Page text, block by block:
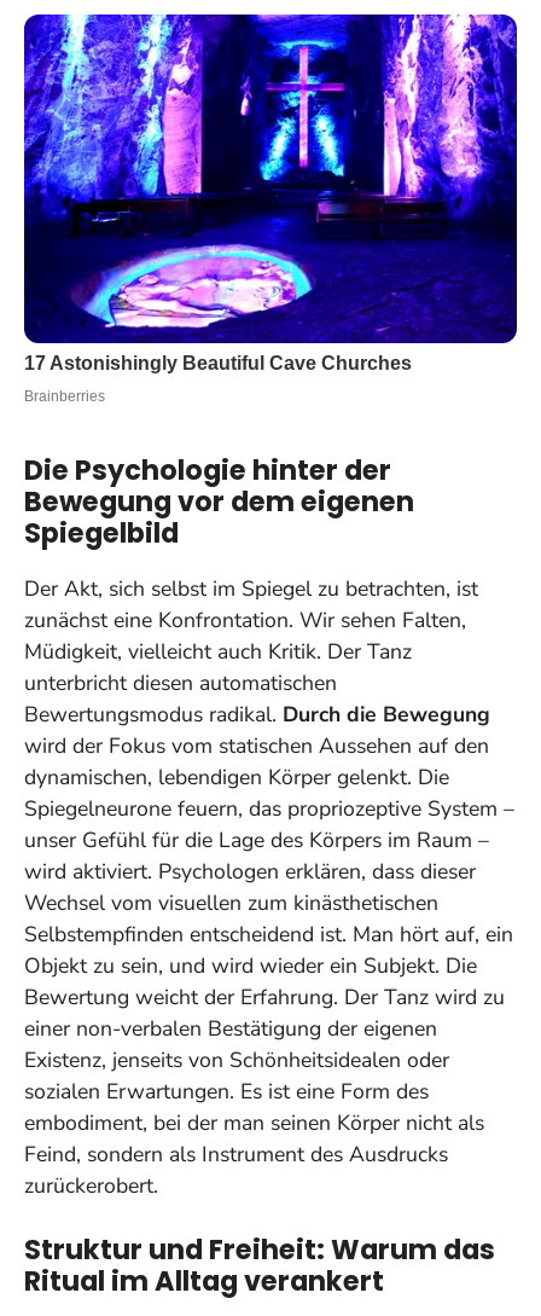
Die Psychologie hinter der
Bewegung vor dem eigenen
Spiegelbild
Der Akt, sich selbst im Spiegel zu betrachten, ist
zunächst eine Konfrontation. Wir sehen Falten,
Müdigkeit, vielleicht auch Kritik. Der Tanz
unterbricht diesen automatischen
Bewertungsmodus radikal. Durch die Bewegung
wird der Fokus vom statischen Aussehen auf den
dynamischen, lebendigen Körper gelenkt. Die
Spiegelneurone feuern, das propriozeptive System –
unser Gefühl für die Lage des Körpers im Raum –
wird aktiviert. Psychologen erklären, dass dieser
Wechsel vom visuellen zum kinästhetischen
Selbstempfinden entscheidend ist. Man hört auf, ein
Objekt zu sein, und wird wieder ein Subjekt. Die
Bewertung weicht der Erfahrung. Der Tanz wird zu
einer non-verbalen Bestätigung der eigenen
Existenz, jenseits von Schönheitsidealen oder
sozialen Erwartungen. Es ist eine Form des
embodiment, bei der man seinen Körper nicht als
Feind, sondern als Instrument des Ausdrucks
zurückerobert.
Struktur und Freiheit: Warum das
Ritual im Alltag verankert